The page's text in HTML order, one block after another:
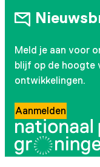
Meld je aan voor
blijf op de hoogte
ontwikkelingen.
Aanmelden